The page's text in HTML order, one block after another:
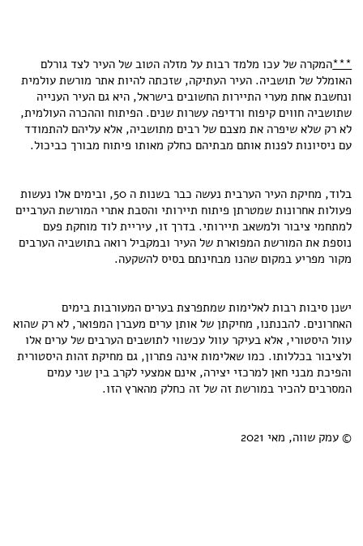
***המקרה של עכו מלמד רבות על מזלה הטוב של העיר לצד גורלם
האומלל של תושביה. העיר העתיקה, שזכתה להיות אתר מורשת עולמית
ונחשבת אחת מערי התיירות החשובים בישראל, היא גם העיר הענייה
שתושביה חווים קיפוח ורדיפה עשרות שנים. הפיתוח וההכרה העולמית,
לא רק שלא שיפרה את מצבם של רבים מתושביה, אלא עליהם להתמודד
עם ניסיונות לפנות אותם מבתיהם כחלק מאותו פיתוח מבורך כביכול.
בלוד, מחיקת העיר הערבית נעשה כבר בשנות ה 50, ובימים אלו נעשות
פעולות אחרונות שמטרתן פיתוח תיירותי והסבת אתרי המורשת הערביים
למתחמי ציבור ולמשאב תיירותי. בדרך זו, עיריית לוד מוחקת פעם
נוספת את המורשת המפוארת של העיר ובמקביל רואה בתושביה הערבים
מקור מפריע במקום שהנו מבחינתם בסיס להשקעה.
ישנן סיבות רבות לאלימות שמתפרצת בערים המעורבות בימים
האחרונים. להבנתנו, מחיקתן של אותן ערים מעברן המפואר, לא רק שהוא
עוול היסטורי, אלא בעיקר עוול עכשווי לתושבים הערבים של ערים אלו
ולציבור בכללותו. כמו שאלימות אינה פתרון, גם מחיקת זהות היסטורית
והפיכת מבני חאן למרכזי יצירה, אינם אמצעי לקרב בין שני עמים
המסרבים להכיר במורשת זה של זה כחלק מהארץ הזו.
© עמק שווה, מאי 2021